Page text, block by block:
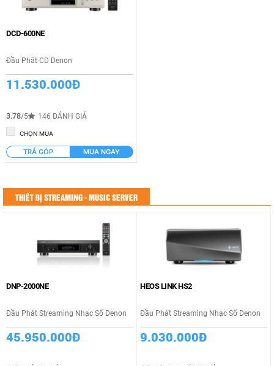
DCD-600NE
Đầu Phát CD Denon
11.530.000Đ
3.78/5 146 ĐÁNH GIÁ
CHỌN MUA
TRẢ GÓP MUA NGAY
THIẾT BỊ STREAMING - MUSIC SERVER
DNP-2000NE
Đầu Phát Streaming Nhạc Số Denon
45.950.000Đ
HEOS LINK HS2
Đầu Phát Streaming Nhạc Số Denon
9.030.000Đ